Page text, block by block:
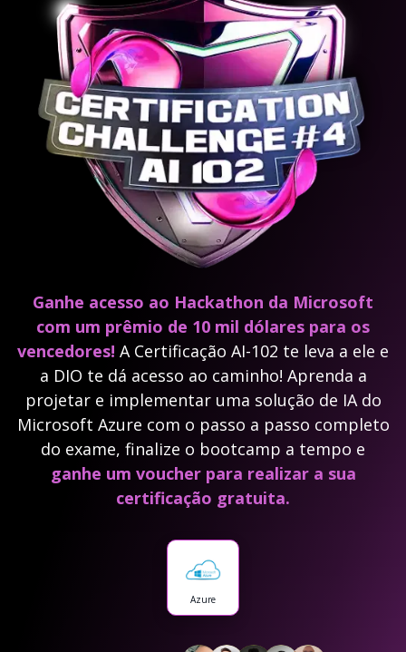
Ganhe acesso ao Hackathon da Microsoft
com um prêmio de 10 mil dólares para os
vencedores! A Certificação AI-102 te leva a ele e
a DIO te dá acesso ao caminho! Aprenda a
projetar e implementar uma solução de IA do
Microsoft Azure com o passo a passo completo
do exame, finalize o bootcamp a tempo e
ganhe um voucher para realizar a sua
certificação gratuita.
Azure